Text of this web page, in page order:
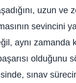
uzun
sevincini
aynı
olduğunu
sınav